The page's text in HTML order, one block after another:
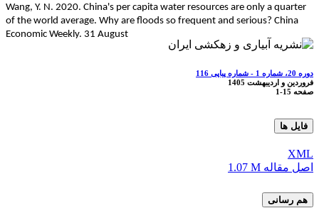
Wang, Y. N. 2020. China's per capita water resources are only a quarter
of the world average. Why are floods so frequent and serious? China
Economic Weekly. 31 August
دوره 20، شماره 1 - شماره پیاپی 116
فروردین و اردیبهشت 1405
صفحه 1-15
فایل ها
XML
اصل مقاله 1.07 M
هم رسانی